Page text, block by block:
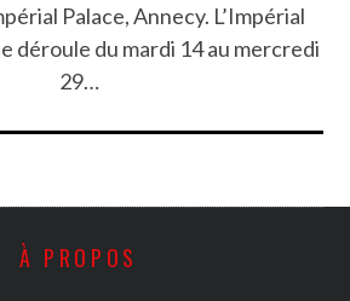
Palace, Annecy. L’Impérial
déroule du mardi 14 au mercredi
29…
À PROPOS